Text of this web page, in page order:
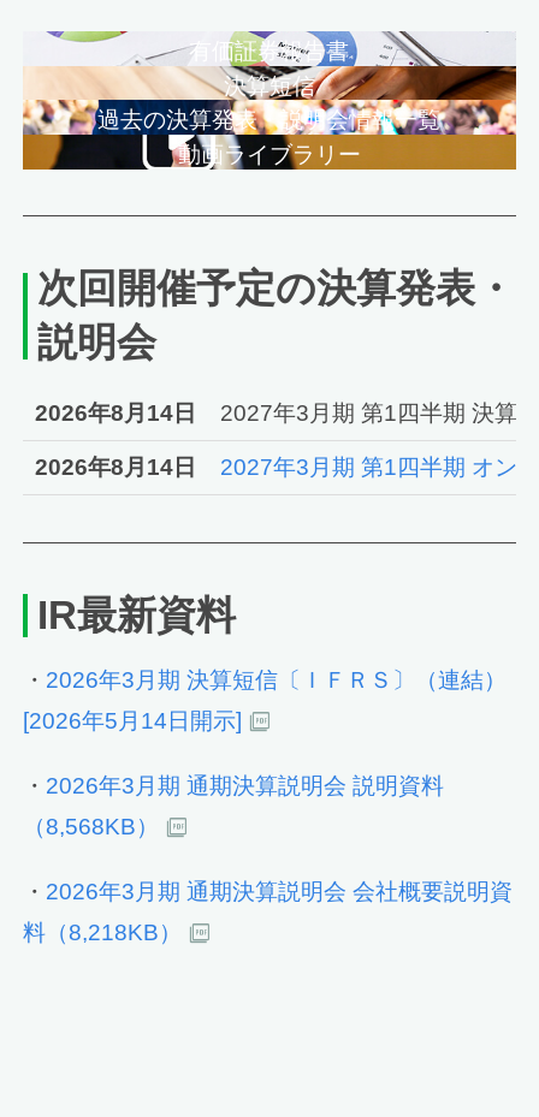
有価証券報告書
決算短信
過去の決算発表・説明会情報一覧
動画ライブラリー
次回開催予定の決算発表・
説明会
2026年8月14日 2027年3月期 第1四半期 決算
2026年8月14日 2027年3月期 第1四半期 オン
IR最新資料
・ 2026年3月期 決算短信〔ＩＦＲＳ〕（連結）
[2026年5月14日開示]
・ 2026年3月期 通期決算説明会 説明資料
（8,568KB）
・ 2026年3月期 通期決算説明会 会社概要説明資
料（8,218KB）